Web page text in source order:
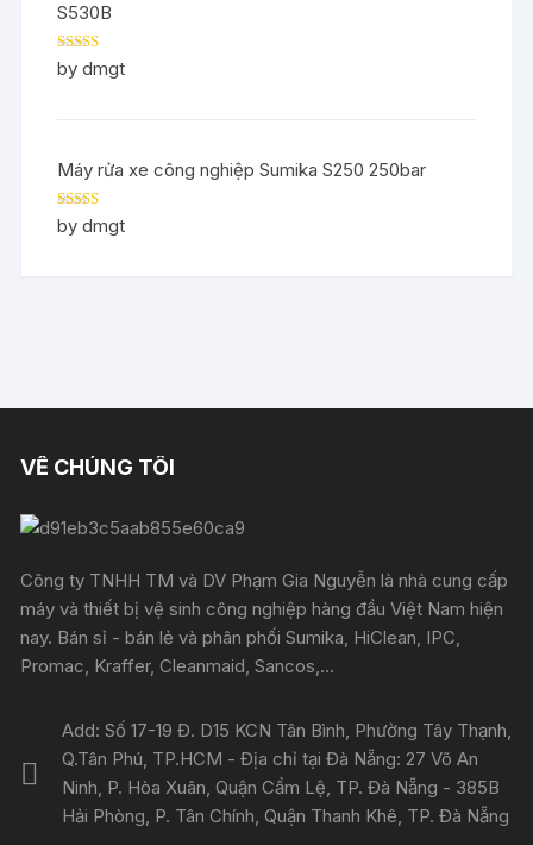
S530B
Rated5out
of 5
by dmgt
Máy rửa xe công nghiệp Sumika S250 250bar
Rated5out
of 5
by dmgt
VỀ CHÚNG TÔI
Công ty TNHH TM và DV Phạm Gia Nguyễn là nhà cung cấp
máy và thiết bị vệ sinh công nghiệp hàng đầu Việt Nam hiện
nay. Bán sỉ - bán lẻ và phân phối Sumika, HiClean, IPC,
Promac, Kraffer, Cleanmaid, Sancos,...
Add: Số 17-19 Đ. D15 KCN Tân Bình, Phường Tây Thạnh,
Q.Tân Phú, TP.HCM - Địa chỉ tại Đà Nẵng: 27 Võ An
Ninh, P. Hòa Xuân, Quận Cẩm Lệ, TP. Đà Nẵng - 385B
Hải Phòng, P. Tân Chính, Quận Thanh Khê, TP. Đà Nẵng